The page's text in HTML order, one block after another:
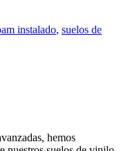
instalado, suelos de
hemos